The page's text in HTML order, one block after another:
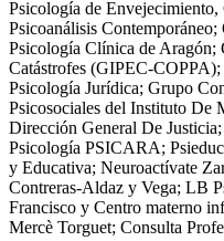
Psicología de
Psicoanálisis
Psicología Clínica de Aragón;
Catástrofes (GIPEC-
Psicología Jurídica; Grupo
Psicosociales del Instituto De
Dirección General De
Psicología PSICARA;
y Educativa; Neuroactívate
Contreras-Aldaz y Vega; LB
Francisco y Centro materno
Mercè Torguet; Consulta